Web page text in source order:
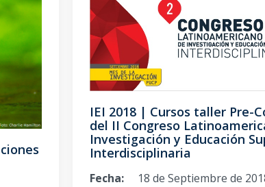
IEI 2018 | Cursos taller Pre-
del II Congreso
Investigación y Educación
Interdisciplinaria
Fecha:
18 de Septiembre de